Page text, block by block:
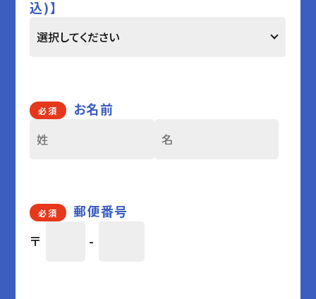
込)】
必須 お名前
必須
郵便番号
〒
-